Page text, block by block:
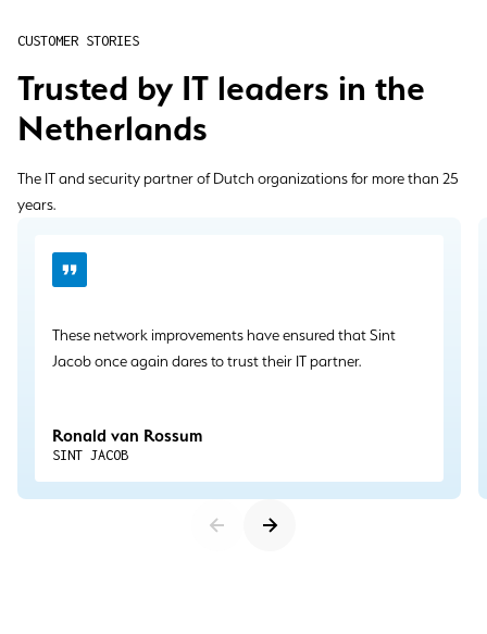
CUSTOMER STORIES
Trusted by IT leaders in the
Netherlands
The IT and security partner of Dutch organizations for more than 25
years.
These network improvements have ensured that Sint
Jacob once again dares to trust their IT partner.
Ronald van Rossum
SINT JACOB